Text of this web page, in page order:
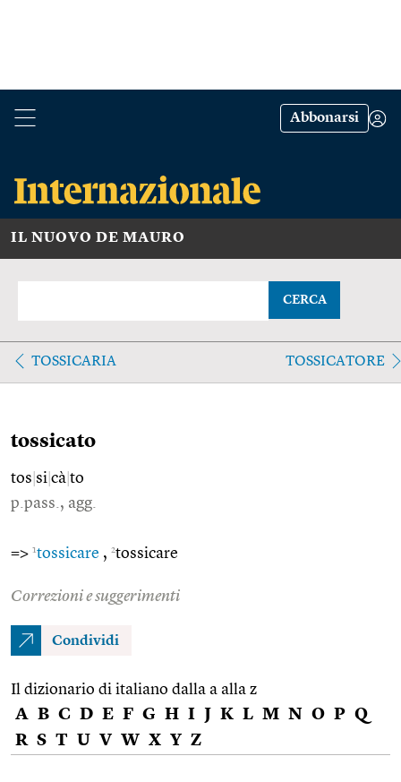
Abbonarsi
IL NUOVO DE MAURO
CERCA
TOSSICARIA TOSSICATORE
tossicato
tos si cà to
p.pass., agg.
=> 1tossicare , 2tossicare
Correzioni e suggerimenti
Condividi
Il dizionario di italiano dalla a alla z
A B C D E F G H I J K L M N O P Q
R S T U V W X Y Z